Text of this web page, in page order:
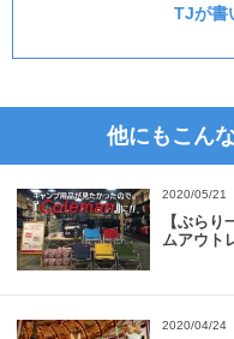
TJが書
他にもこん
2020/05/21
【ぶら
ムアウト
2020/04/24